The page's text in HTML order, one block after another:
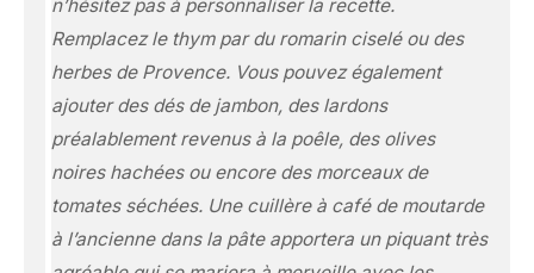
n’hésitez pas à personnaliser la recette.
Remplacez le thym par du romarin ciselé ou des
herbes de Provence. Vous pouvez également
ajouter des dés de jambon, des lardons
préalablement revenus à la poêle, des olives
noires hachées ou encore des morceaux de
tomates séchées. Une cuillère à café de moutarde
à l’ancienne dans la pâte apportera un piquant très